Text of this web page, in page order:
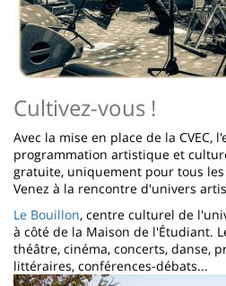
Cultivez-vous !
Avec la mise en place de la CVEC,
programmation artistique et
gratuite, uniquement pour tous
Venez à la rencontre d'univers
Le Bouillon, centre culturel de
à côté de la Maison de l'Étudiant.
théâtre, cinéma, concerts, danse,
littéraires, conférences-débats...
Image